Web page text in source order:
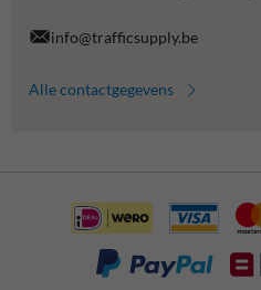
info@trafficsupply.be
Alle contactgegevens